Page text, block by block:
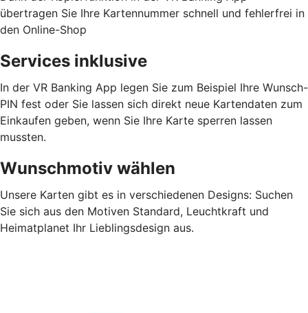
übertragen Sie Ihre Kartennummer schnell und fehlerfrei in
den Online-Shop
Services inklusive
In der VR Banking App legen Sie zum Beispiel Ihre Wunsch-
PIN fest oder Sie lassen sich direkt neue Kartendaten zum
Einkaufen geben, wenn Sie Ihre Karte sperren lassen
mussten.
Wunschmotiv wählen
Unsere Karten gibt es in verschiedenen Designs: Suchen
Sie sich aus den Motiven Standard, Leuchtkraft und
Heimatplanet Ihr Lieblingsdesign aus.